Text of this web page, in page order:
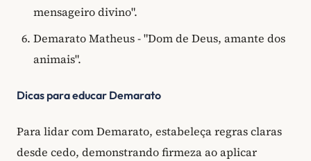
mensageiro divino".
Demarato Matheus - "Dom de Deus, amante dos
animais".
Dicas para educar Demarato
Para lidar com Demarato, estabeleça regras claras
desde cedo, demonstrando firmeza ao aplicar